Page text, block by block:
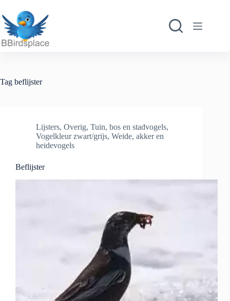
naar
de
inhoud
Tag beflijster
Lijsters, Overig, Tuin, bos en stadvogels,
Vogelkleur zwart/grijs, Weide, akker en
heidevogels
Beflijster